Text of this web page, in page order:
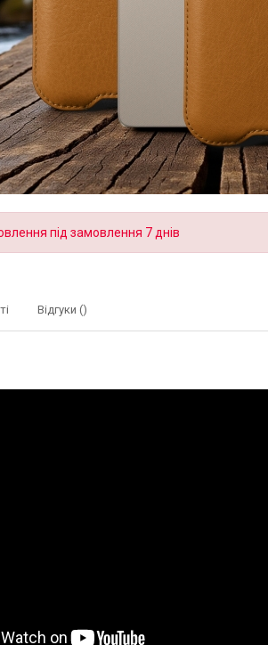
під замовлення 7 днів
Відгуки ()